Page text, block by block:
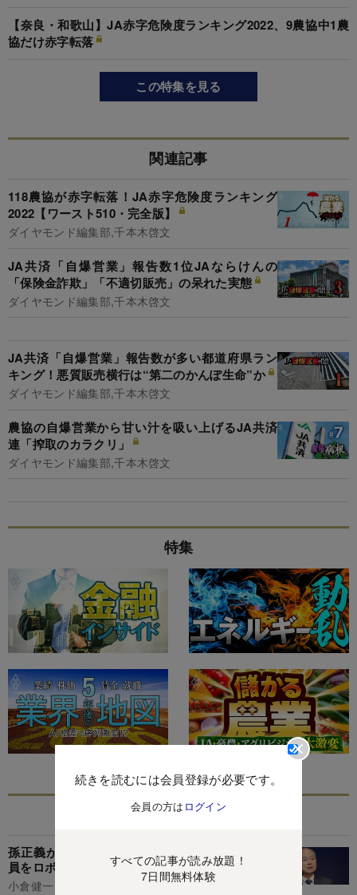
続きを読むには会員登録が必要です。
会員の方は ログイン
すべての記事が読み放題！
7日間無料体験
【奈良・和歌山】JA赤字危険度ランキング2022、9農協中1農
協だけ赤字転落
この特集を見る
関連記事
118農協が赤字転落！JA赤字危険度ランキング
2022【ワースト510・完全版】
ダイヤモンド編集部,千本木啓文
JA共済「自爆営業」報告数1位JAならけんの
「保険金詐欺」「不適切販売」の呆れた実態
ダイヤモンド編集部,千本木啓文
JA共済「自爆営業」報告数が多い都道府県ラン
キング！悪質販売横行は“第二のかんぽ生命”か
ダイヤモンド編集部,千本木啓文
農協の自爆営業から甘い汁を吸い上げるJA共済
連「搾取のカラクリ」
ダイヤモンド編集部,千本木啓文
特集
あなたにおすすめ
孫正義が「顔も見たくない」と激怒した20代社
員をロボット事業責任者に抜擢したワケ
小倉健一